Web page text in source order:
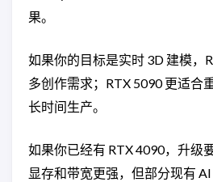
果。
如果你的目标是实时 3D 建模，
多创作需求；RTX 5090 更适合
长时间生产。
如果你已经有 RTX 4090，升级
显存和带宽更强，但部分现有